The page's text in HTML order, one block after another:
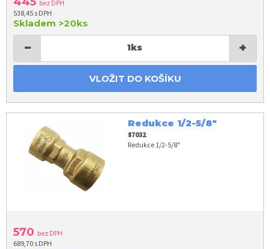
bez DPH
538,45 s DPH
Skladem >20ks
− 1ks +
VLOŽIT DO KOŠÍKU
Redukce 1/2-5/8"
87032
Redukce 1/2-5/8"
570 bez DPH
689,70 s DPH